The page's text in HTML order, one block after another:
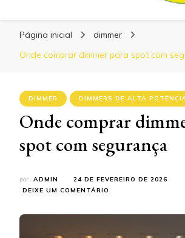
Eletrônicos
Página inicial
dimmer
Onde comprar dimmer para spot com
DIMMER DIMMERS DE ALTA
Onde comprar
spot com segurança
por ADMIN
24 DE FEVEREIRO DE 2026
DEIXE UM COMENTÁRIO
PARA